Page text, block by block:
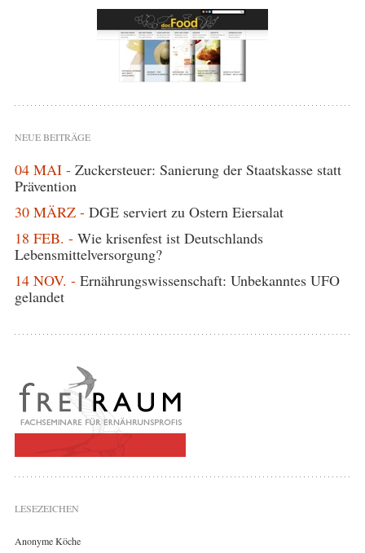
NEUE BEITRÄGE
04 MAI - Zuckersteuer: Sanierung der Staatskasse statt
Prävention
30 MÄRZ - DGE serviert zu Ostern Eiersalat
18 FEB. - Wie krisenfest ist Deutschlands
Lebensmittelversorgung?
14 NOV. - Ernährungswissenschaft: Unbekanntes UFO
gelandet
LESEZEICHEN
Anonyme Köche